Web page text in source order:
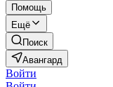
Помощь
Ещё
Поиск
Авангард
Войти